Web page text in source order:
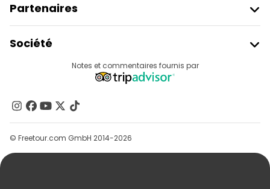
Partenaires
Connexion Du Fournisseur
Programme D’affiliation
Société
Contactez-Nous
Groupes
Aide
Notes et commentaires fournis par
© Freetour.com GmbH 2014-2026